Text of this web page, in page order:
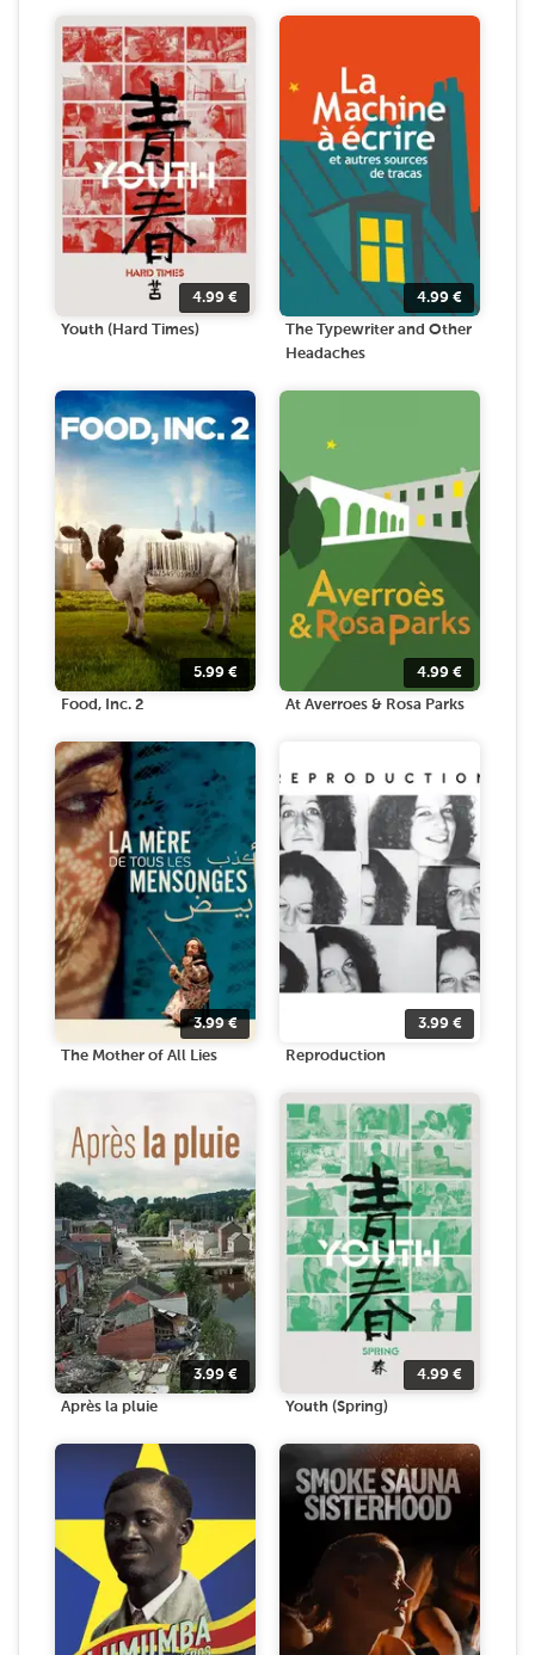
4.99 €
Youth (Hard Times)
4.99 €
The Typewriter and Other
Headaches
5.99 €
Food, Inc. 2
4.99 €
At Averroes & Rosa Parks
3.99€
The Mother of All Lies
3.99 €
Reproduction
3.99 €
Après la pluie
4.99 €
Youth (Spring)